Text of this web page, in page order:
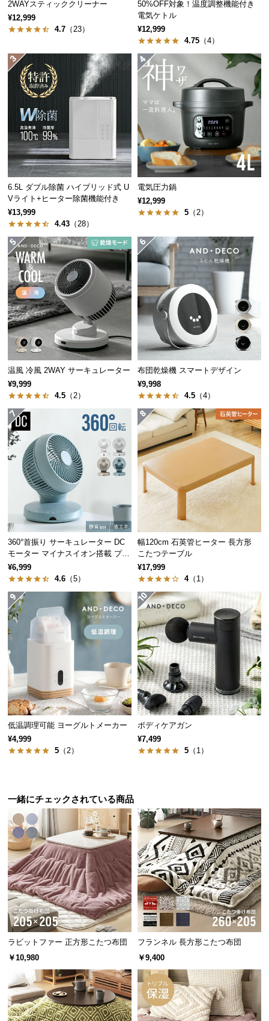
中
型
商
の
配
送
つ
い
て
小
型
商
品
の
配
送
に
つ
い
て
開
梱
設
置
サ
ー
ビ
に
つ
い
搬
入
経
路
に
い
て
返
キ
ャ
ン
セ
ル
に
つ
証
に
つ
い
て
会
員
規
約
に
つ
い
て
充填量 約1200g
滑らかなフランネル生地
表面は高密度のフランネル生地で、とろけるような
肌触りに仕上げました。
撥水加工で汚れにくい
なる撥水加工が施されています。
ふわふわな裏面シープボア
まるで羊毛のようなもこもこふわふわなシープボア
生地。保温性と防寒性に優れています。
安心安全なエコテックス®認証取得
繊維製品の国際的な安全基準、エコテックス®スタン
ダード100を取得。350種類以上の有害化学物質試験
等をクリアしているため、安心安全です。
2WAYスティッククリーナー
¥12,999
4.7 （23）
50%OFF対象！温度調整機能付き
電気ケトル
¥12,999
4.75 （4）
6.5L ダブル除菌 ハイブリッド式 U
Vライト+ヒーター除菌機能付き
¥13,999
4.43 （28）
電気圧力鍋
¥12,999
5 （2）
温風 冷風 2WAY サーキュレーター
¥9,999
4.5 （2）
布団乾燥機 スマートデザイン
¥9,998
4.5 （4）
360°首振り サーキュレーター DC
モーター マイナスイオン搭載 プレ
ミアムタイプ
¥6,999
4.6 （5）
幅120cm 石英管ヒーター 長方形
こたつテーブル
¥17,999
4（1）
低温調理可能 ヨーグルトメーカー
¥4,999
5 （2）
ボディケアガン
¥7,499
5 （1）
一緒にチェックされている商品
ラビットファー 正方形こたつ布団
￥10,980
フランネル 長方形こたつ布団
￥9,400